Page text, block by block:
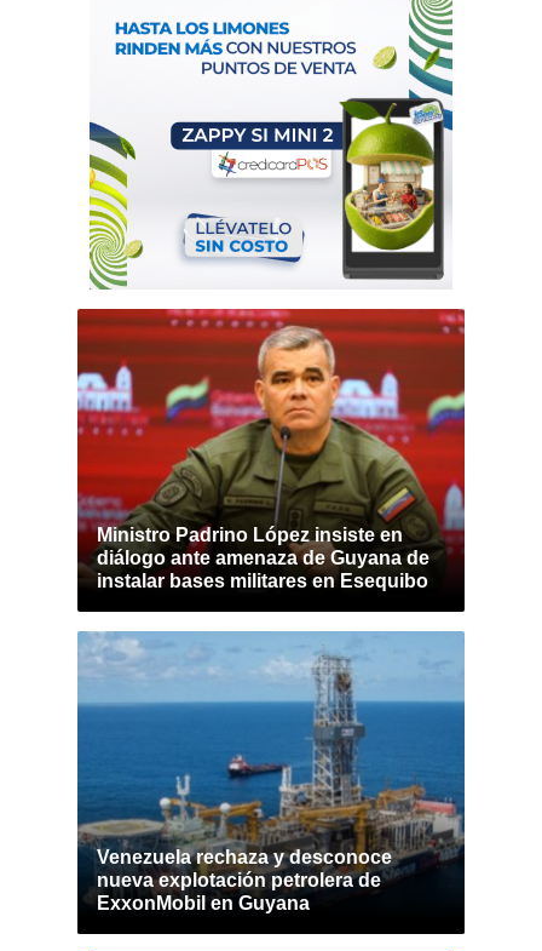
Ministro Padrino López insiste en
diálogo ante amenaza de Guyana de
instalar bases militares en Esequibo
Venezuela rechaza y desconoce
nueva explotación petrolera de
ExxonMobil en Guyana